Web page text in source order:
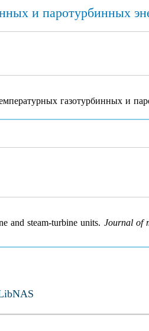
и паротурбинных
газотурбинных и
and steam-turbine units. Journal of